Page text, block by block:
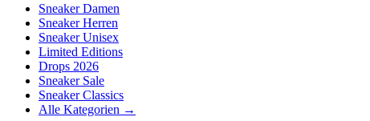
Sneaker Damen
Sneaker Herren
Sneaker Unisex
Limited Editions
Drops 2026
Sneaker Sale
Sneaker Classics
Alle Kategorien →